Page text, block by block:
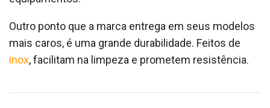
Outro ponto que a marca entrega em seus modelos
mais caros, é uma grande durabilidade. Feitos de
inox, facilitam na limpeza e prometem resistência.